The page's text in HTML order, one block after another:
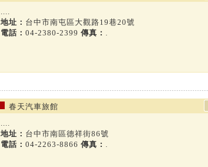
....
地址： 台中市南屯區大觀路19巷20號
電話： 04-2380-2399 傳真： .
春天汽車旅館
....
地址： 台中市南區德祥街86號
電話： 04-2263-8866 傳真： .